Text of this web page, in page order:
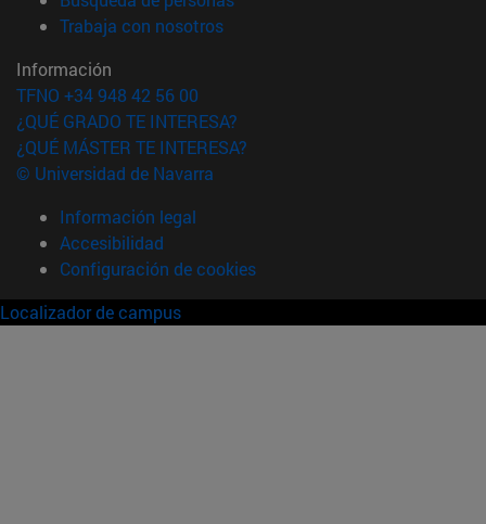
Trabaja con nosotros(abre en nueva ventana)
Información
TFNO +34 948 42 56 00
¿QUÉ GRADO TE INTERESA?
¿QUÉ MÁSTER TE INTERESA?
© Universidad de Navarra
Información legal
Accesibilidad
Configuración de cookies
Localizador de campus